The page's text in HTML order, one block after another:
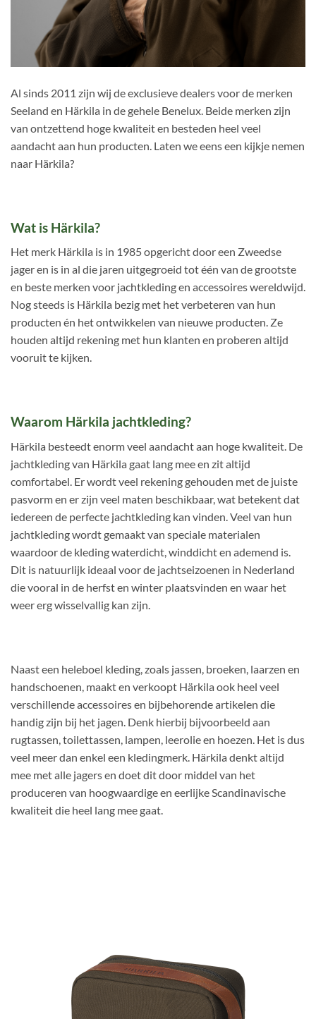
Al sinds 2011 zijn wij de exclusieve dealers voor de merken
Seeland en Härkila in de gehele Benelux. Beide merken zijn
van ontzettend hoge kwaliteit en besteden heel veel
aandacht aan hun producten. Laten we eens een kijkje nemen
naar Härkila?
Wat is Härkila?
Het merk Härkila is in 1985 opgericht door een Zweedse
jager en is in al die jaren uitgegroeid tot één van de grootste
en beste merken voor jachtkleding en accessoires wereldwijd.
Nog steeds is Härkila bezig met het verbeteren van hun
producten én het ontwikkelen van nieuwe producten. Ze
houden altijd rekening met hun klanten en proberen altijd
vooruit te kijken.
Waarom Härkila jachtkleding?
Härkila besteedt enorm veel aandacht aan hoge kwaliteit. De
jachtkleding van Härkila gaat lang mee en zit altijd
comfortabel. Er wordt veel rekening gehouden met de juiste
pasvorm en er zijn veel maten beschikbaar, wat betekent dat
iedereen de perfecte jachtkleding kan vinden. Veel van hun
jachtkleding wordt gemaakt van speciale materialen
waardoor de kleding waterdicht, winddicht en ademend is.
Dit is natuurlijk ideaal voor de jachtseizoenen in Nederland
die vooral in de herfst en winter plaatsvinden en waar het
weer erg wisselvallig kan zijn.
Naast een heleboel kleding, zoals jassen, broeken, laarzen en
handschoenen, maakt en verkoopt Härkila ook heel veel
verschillende accessoires en bijbehorende artikelen die
handig zijn bij het jagen. Denk hierbij bijvoorbeeld aan
rugtassen, toilettassen, lampen, leerolie en hoezen. Het is dus
veel meer dan enkel een kledingmerk. Härkila denkt altijd
mee met alle jagers en doet dit door middel van het
produceren van hoogwaardige en eerlijke Scandinavische
kwaliteit die heel lang mee gaat.